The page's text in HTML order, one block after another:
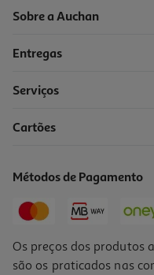
Sobre a Auchan
Entregas
Serviços
Cartões
Métodos de Pagamento
Os preços dos produtos
são os praticados nas